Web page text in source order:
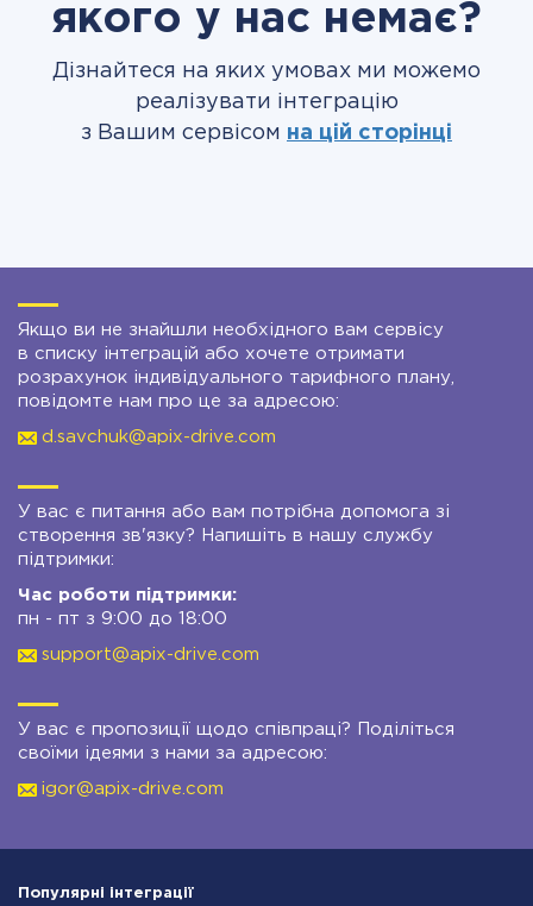
якого у нас немає?
Дізнайтеся на яких умовах ми можемо
реалізувати інтеграцію
з Вашим сервісом на цій сторінці
Якщо ви не знайшли необхідного вам сервісу
в списку інтеграцій або хочете отримати
розрахунок індивідуального тарифного плану,
повідомте нам про це за адресою:
d.savchuk@apix-drive.com
У вас є питання або вам потрібна допомога зі
створення зв'язку? Напишіть в нашу службу
підтримки:
Час роботи підтримки:
пн - пт з 9:00 до 18:00
support@apix-drive.com
У вас є пропозиції щодо співпраці? Поділіться
своїми ідеями з нами за адресою:
igor@apix-drive.com
Популярні інтеграції